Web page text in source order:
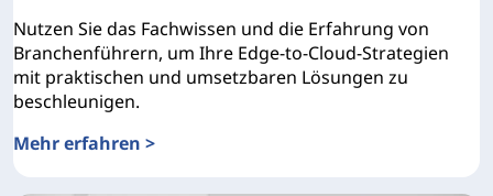
Nutzen Sie das Fachwissen und die Erfahrung von
Branchenführern, um Ihre Edge-to-Cloud-Strategien
mit praktischen und umsetzbaren Lösungen zu
beschleunigen.
Mehr erfahren >